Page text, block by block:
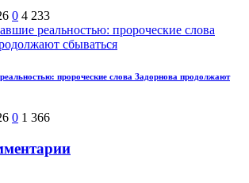
0 4 233
пророческие слова Задорнова продолжают
0 1 366